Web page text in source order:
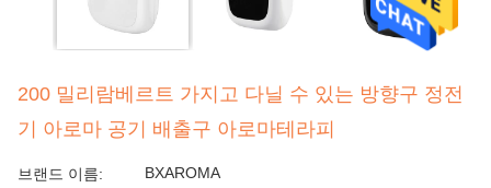
200 밀리람베르트 가지고 다닐 수 있는 방향구 정전
기 아로마 공기 배출구 아로마테라피
브랜드 이름: BXAROMA